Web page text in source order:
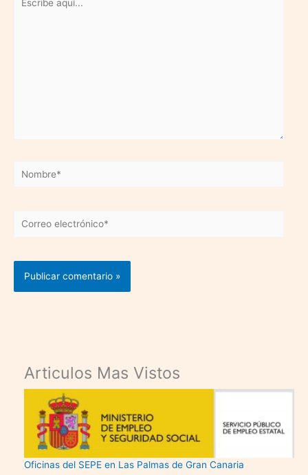
Nombre*
Correo
Articulos Mas Vistos
Oficinas del SEPE en Las Palmas de Gran Canaria